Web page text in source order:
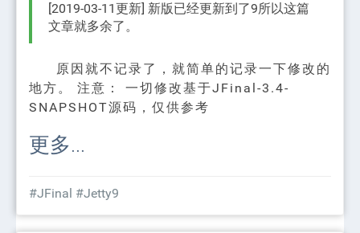
[2019-03-11更新] 新版已经更新到了9所以这篇
文章就多余了。
原因就不记录了，就简单的记录一下修改的
地方。 注意： 一切修改基于JFinal-3.4-
SNAPSHOT源码，仅供参考
更多...
#JFinal #Jetty9